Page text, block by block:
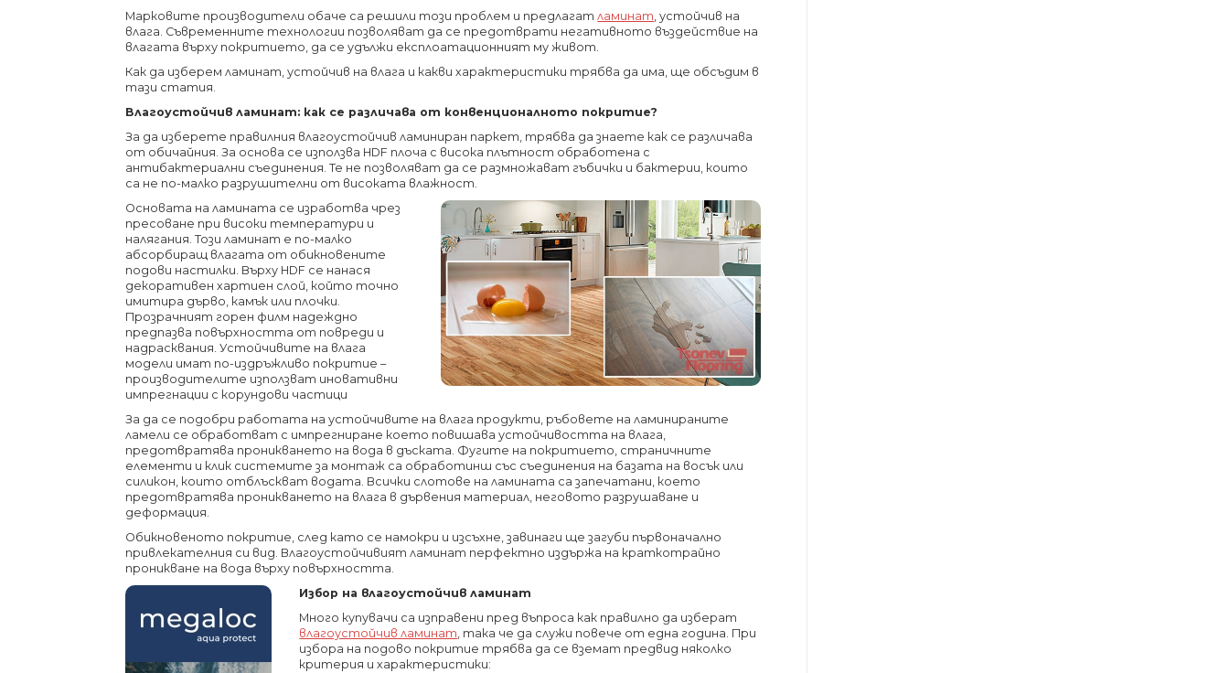
Марковите производители обаче са решили този проблем и предлагатламинат, устойчив на
влага. Съвременните технологии позволяват да се предотврати негативното въздействие на
влагата върху покритието, да се удължи експлоатационният му живот.
Как да изберем ламинат, устойчив на влага и какви характеристики трябва да има, ще обсъдим в
тази статия.
Влагоустойчив ламинат: как се различава от конвенционалното покритие?
За да изберете правилния влагоустойчив ламиниран паркет, трябва да знаете как се различава
от обичайния. За основа се използва HDF плоча с висока плътност обработена с
антибактериални съединения. Те не позволяват да се размножават гъбички и бактерии, които
са не по-малко разрушителни от високата влажност.
Основата на ламината се изработва чрез
пресоване при високи температури и
налягания. Този ламинат е по-малко
абсорбиращ влагата от обикновените
подови настилки. Върху HDF се нанася
декоративен хартиен слой, който точно
имитира дърво, камък или плочки.
Прозрачният горен филм надеждно
предпазва повърхността от повреди и
надрасквания. Устойчивите на влага
модели имат по-издръжливо покритие –
производителите използват иновативни
импрегнации с корундови частици
За да се подобри работата на устойчивите на влага продукти, ръбовете на ламинираните
ламели се обработват с импрегниране което повишава устойчивостта на влага,
предотвратява проникването на вода в дъската. Фугите на покритието, страничните
елементи и клик системите за монтаж са обработинш със съединения на базата на восък или
силикон, които отблъскват водата. Всички слотове на ламината са запечатани, което
предотвратява проникването на влага в дървения материал, неговото разрушаване и
деформация.
Обикновеното покритие, след като се намокри и изсъхне, завинаги ще загуби първоначално
привлекателния си вид. Влагоустойчивият ламинат перфектно издържа на краткотрайно
проникване на вода върху повърхността.
Избор на влагоустойчив ламинат
Много купувачи са изправени пред въпроса как правилно да изберат
влагоустойчив ламинат, така че да служи повече от една година. При
избора на подово покритие трябва да се вземат предвид няколко
критерия и характеристики: